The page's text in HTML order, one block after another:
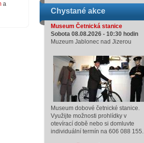
a
Chystané akce
Museum Četnická stanice
Sobota 08.08.2026 - 10:30 hodin
Muzeum Jablonec nad Jizerou
Museum dobové četnické stanice.
Využijte možnosti prohlídky v
otevírací době nebo si domluvte
individuální termín na 606 088 155.